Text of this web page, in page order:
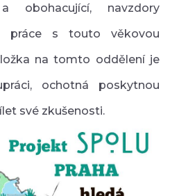
navzdory
práce s touto věkovou
na tomto oddělení je
ochotná poskytnou
své zkušenosti.